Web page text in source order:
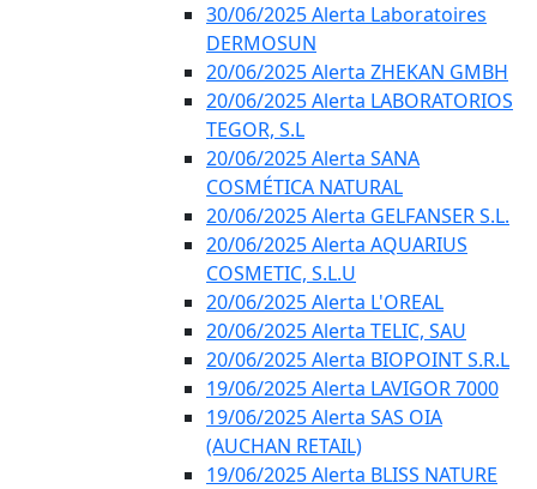
30/06/2025 Alerta Laboratoires
DERMOSUN
20/06/2025 Alerta ZHEKAN GMBH
20/06/2025 Alerta LABORATORIOS
TEGOR, S.L
20/06/2025 Alerta SANA
COSMÉTICA NATURAL
20/06/2025 Alerta GELFANSER S.L.
20/06/2025 Alerta AQUARIUS
COSMETIC, S.L.U
20/06/2025 Alerta L'OREAL
20/06/2025 Alerta TELIC, SAU
20/06/2025 Alerta BIOPOINT S.R.L
19/06/2025 Alerta LAVIGOR 7000
19/06/2025 Alerta SAS OIA
(AUCHAN RETAIL)
19/06/2025 Alerta BLISS NATURE